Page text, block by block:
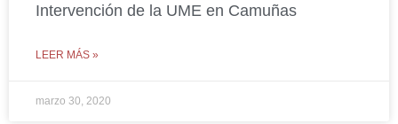
Intervención de la UME en Camuñas
LEER MÁS »
marzo 30, 2020